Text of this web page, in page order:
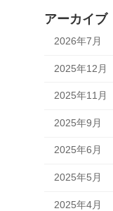
アーカイブ
2026年7月
2025年12月
2025年11月
2025年9月
2025年6月
2025年5月
2025年4月